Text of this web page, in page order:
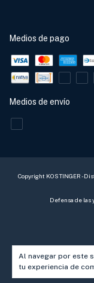
Al navegar por este
tu experiencia de
Medios de pago
Medios de envío
Copyright KOSTINGER -
Defensa de las